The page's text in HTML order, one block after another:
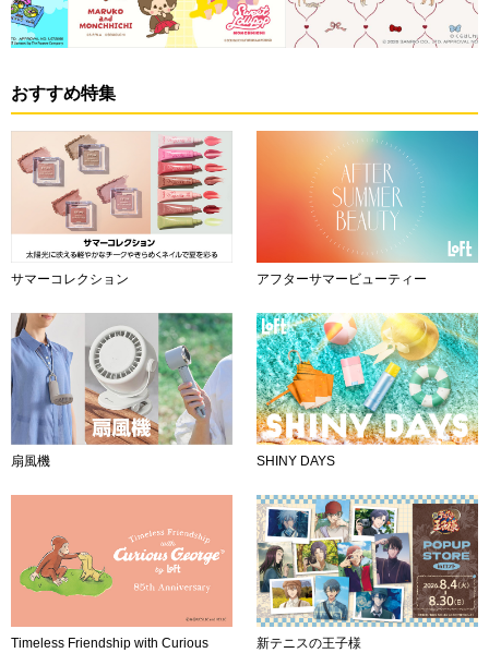
おすすめ特集
サマーコレクション アフターサマービューティー
扇風機 SHINY DAYS
Timeless Friendship with Curious
新テニスの王子様